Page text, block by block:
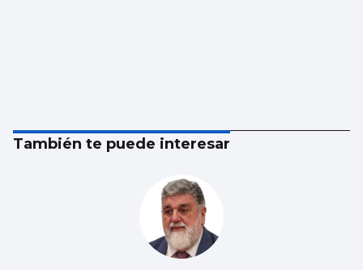
También te puede interesar